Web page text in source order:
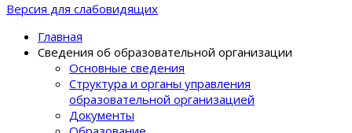
Версия для слабовидящих
Главная
Сведения об образовательной организации
Основные сведения
Структура и органы управления
образовательной организацией
Документы